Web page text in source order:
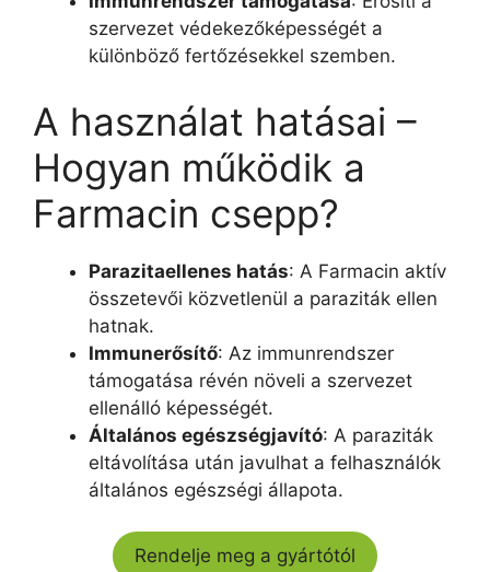
szervezet védekezőképességét a
különböző fertőzésekkel szemben.
A használat hatásai –
Hogyan működik a
Farmacin csepp?
Parazitaellenes hatás: A Farmacin aktív
összetevői közvetlenül a paraziták ellen
hatnak.
Immunerősítő: Az immunrendszer
támogatása révén növeli a szervezet
ellenálló képességét.
Általános egészségjavító: A paraziták
eltávolítása után javulhat a felhasználók
általános egészségi állapota.
Rendelje meg a gyártótól